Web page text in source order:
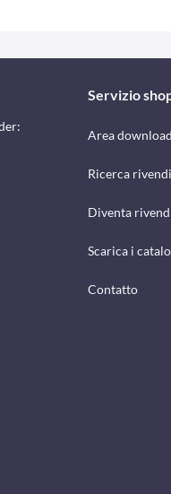
Servizio
Area download
Ricerca
Diventa
Scarica i
Contatto